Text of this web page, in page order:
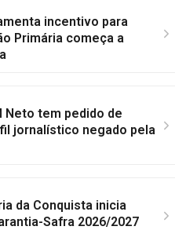
incentivo para
Primária começa a
Neto tem pedido de
jornalístico negado pela
da Conquista inicia
Safra 2026/2027